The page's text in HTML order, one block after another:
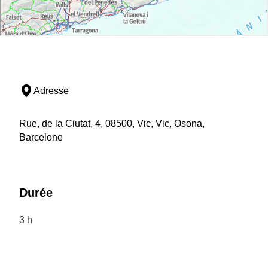
Adresse
Rue, de la Ciutat, 4, 08500, Vic, Vic, Osona,
Barcelone
Durée
3 h